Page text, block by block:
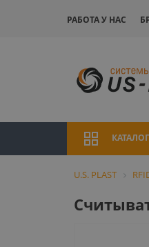
РАБОТА У НАС
U.S. PLAST